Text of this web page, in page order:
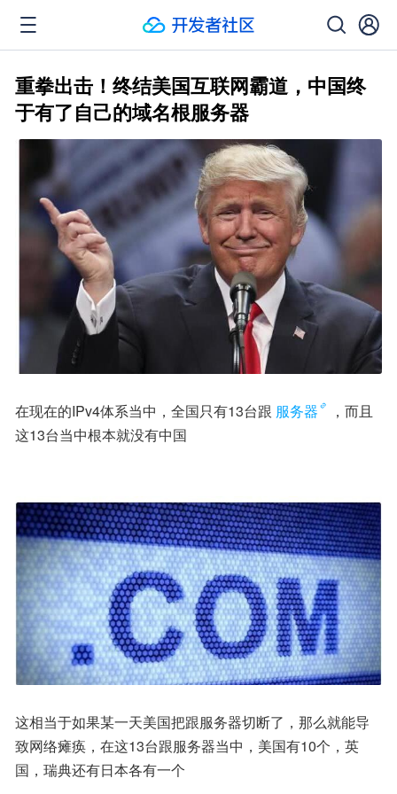
重拳出击！终结美国互联网霸道，中国终
于有了自己的域名根服务器
在现在的IPv4体系当中，全国只有13台跟 服务器
，而且
这13台当中根本就没有中国
这相当于如果某一天美国把跟服务器切断了，那么就能导
致网络瘫痪，在这13台跟服务器当中，美国有10个，英
国，瑞典还有日本各有一个